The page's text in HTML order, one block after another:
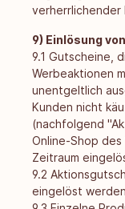
verherrlichender
9) Einlösung
9.1 Gutscheine,
Werbeaktionen
unentgeltlich
Kunden nicht
(nachfolgend
Online-Shop
Zeitraum
9.2
eingelöst